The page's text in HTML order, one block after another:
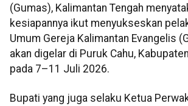
(Gumas), Kalimantan Tengah
kesiapannya ikut menyukseskan
Umum Gereja Kalimantan Evangelis
akan digelar di Puruk Cahu,
pada 7–11 Juli 2026.
Bupati yang juga selaku Ketua